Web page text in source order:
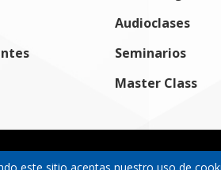
Audioclases
Seminarios
Master Class